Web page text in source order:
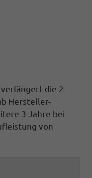
verlängert die 2-
Hersteller-
3 Jahre bei
von